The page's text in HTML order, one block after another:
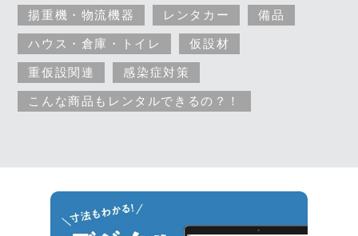
揚重機・物流機器 レンタカー 備品
ハウス・倉庫・トイレ 仮設材
重仮設関連 感染症対策
こんな商品もレンタルできるの？！